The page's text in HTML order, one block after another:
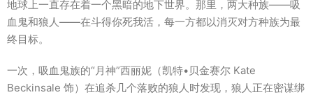
地球上一直存在着一个黑暗的地下世界。那里，两大种族――吸
血鬼和狼人――在斗得你死我活，每一方都以消灭对方种族为最
终目标。
一次，吸血鬼族的“月神”西丽妮（凯特•贝金赛尔 Kate
Beckinsale 饰）在追杀几个落败的狼人时发现，狼人正在密谋绑